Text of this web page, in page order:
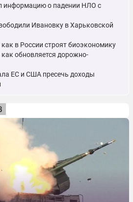
информацию о падении НЛО с
Ивановку в Харьковской
в России строят биоэкономику
обновляется дорожно-
ЕС и США пресечь доходы